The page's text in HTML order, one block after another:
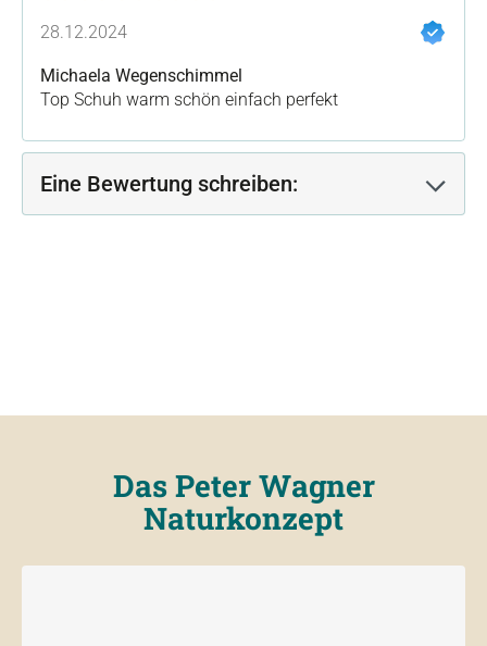
28.12.2024
Michaela Wegenschimmel
Top Schuh warm schön einfach perfekt
Eine Bewertung schreiben:
Das Peter Wagner
Naturkonzept